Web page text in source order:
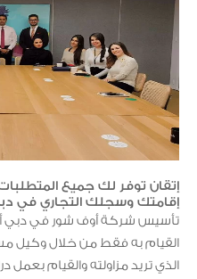
إتقان توفر لك جميع
إقامتك وسجلك التجاري في
تأسيس شركة أوف شور في دبي أو
القيام به فقط من خلال وكيل
الذي تريد مزاولته والقيام بعمل